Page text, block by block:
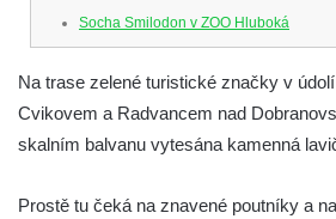
Socha Smilodon v ZOO Hluboká
Socha Koroun bezzubý v ZOO Hluboká
Socha Plejtvák obrovský v ZOO
Socha Mamutí lebka v ZOO Hluboká
Na trase zelené turistické značky v
Cvikovem a Radvancem nad
skalním balvanu vytesána kamenná
Prostě tu čeká na znavené poutníky a